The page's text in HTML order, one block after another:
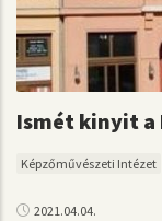
Ismét kinyit a
Képzőművészeti Intézet
2021.04.04.